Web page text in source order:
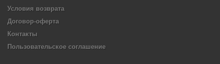
Условия возврата
Договор-оферта
Контакты
Пользовательское соглашение